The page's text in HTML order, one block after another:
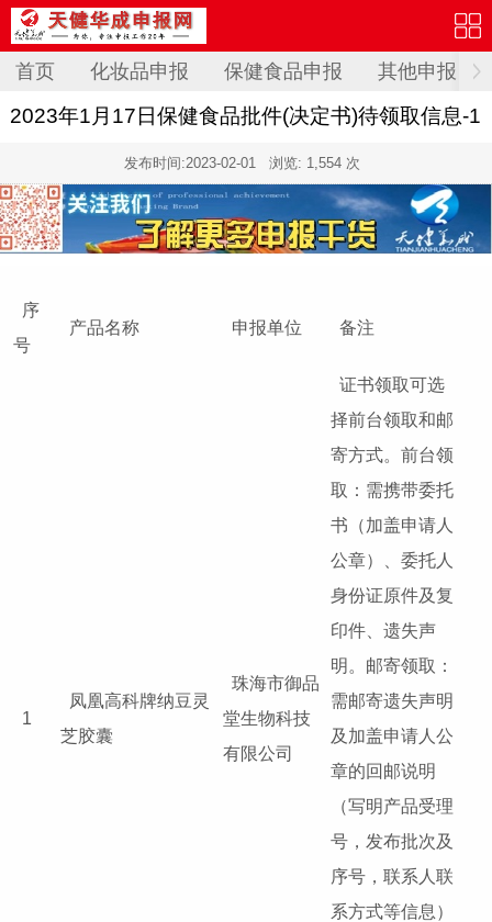
首页 化妆品申报 保健食品申报 其他申报
2023年1月17日保健食品批件(决定书)待领取信息-1
发布时间:2023-02-01 浏览: 1,554 次
序
号
产品名称 申报单位 备注
1
凤凰高科牌纳豆灵
芝胶囊
珠海市御品
堂生物科技
有限公司
证书领取可选
择前台领取和邮
寄方式。前台领
取：需携带委托
书（加盖申请人
公章）、委托人
身份证原件及复
印件、遗失声
明。邮寄领取：
需邮寄遗失声明
及加盖申请人公
章的回邮说明
（写明产品受理
号，发布批次及
序号，联系人联
系方式等信息）